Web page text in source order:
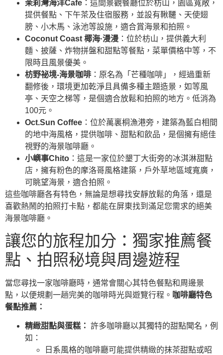
茉莉灣海洋Cafe ：這間景觀餐廳位於枋山，園區寬敞，
提供餐點、下午茶及住宿服務，並設有鞦韆、天使翅
膀、小木馬、泳池等設施，適合賞海景和拍照。
Coconut Coast 椰海·漫漫 ：位於枋山，提供義大利
麵、披薩、炸物拼盤和甜點等餐點，菜單價格中等，不
限時且風景優美。
枋野祕境-海景咖啡 ：原名為「芒種咖啡」，經過重新
翻修後，環境更加乾淨且具備多種主題造景，如等風
亭、天空之梯等，是個適合放鬆和拍照的地方。低消為
100元。
Oct.Sun Coffee ：位於萬裏桐漁港旁，建築為藍白相間
的地中海風格，提供咖啡、甜點和飲品，是個擁有絕佳
視野的海景咖啡廳。
小嶼事Chito ：這是一家位於墾丁大街旁的冰淇淋甜點
店，擁有粉色的摩洛哥風格建築，戶外草地區域寬廣，
可眺望海景，適合拍照。
這些咖啡廳各有特色，無論是想尋找安靜放鬆的角落，還是
喜歡熱鬧的拍照打卡點，都能在屏東找到滿足您需求的絕美
海景咖啡廳。
讓您的旅程加分：獨家推薦餐
點、拍照秘境與周邊遊程
當您尋找一家咖啡廳時，通常會關心其特色餐點和周邊景
點，以便規劃一趟完美的咖啡時光與遊覽行程。 咖啡廳特色
餐點推薦：
精緻甜點與蛋糕： 許多咖啡廳以其獨特的甜點聞名，例
如：
日系風格的咖啡廳可能提供精緻的抹茶甜點或昭